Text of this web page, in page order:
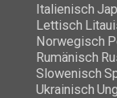
Italienisch
Lettisch
Norwegisch
Rumänisch
Slowenisch
Ukrainisch